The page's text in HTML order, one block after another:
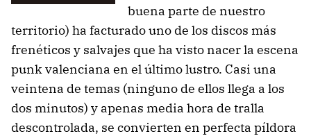
buena parte de nuestro
territorio) ha facturado uno de los discos más
frenéticos y salvajes que ha visto nacer la escena
punk valenciana en el último lustro. Casi una
veintena de temas (ninguno de ellos llega a los
dos minutos) y apenas media hora de tralla
descontrolada, se convierten en perfecta píldora